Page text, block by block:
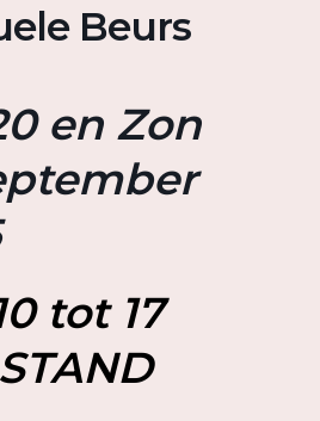
Beurs
en Zon
tot 17